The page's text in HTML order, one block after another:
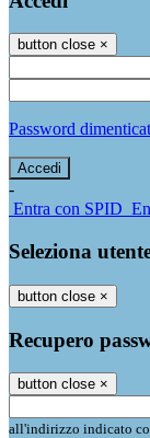
button close ×
Password
-
Entra con SPID
Seleziona
button close ×
Recupero
button close ×
all'indirizzo indicato